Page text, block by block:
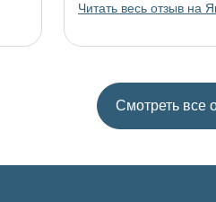
Читать весь отзыв на
Смотреть все